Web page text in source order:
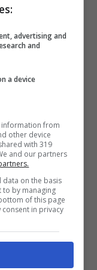
dei loro studi.
di una
vantaggi da
considerare
al
all’attacco
per
nella zona.
advertising and
and
a device
from
other device
with 319
and our partners
data on the basis
to by managing
of this page
in privacy